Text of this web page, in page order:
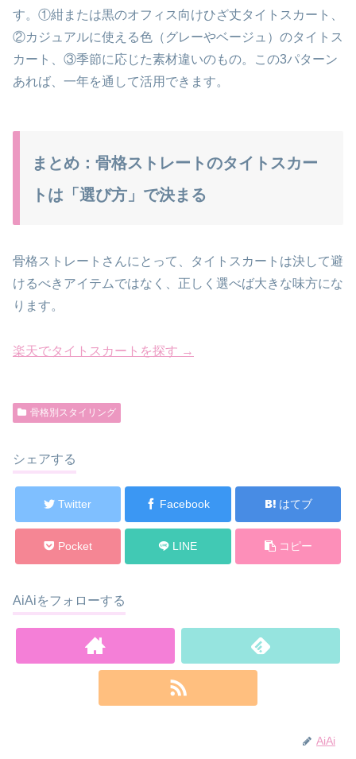
す。①紺または黒のオフィス向けひざ丈タイトスカート、
②カジュアルに使える色（グレーやベージュ）のタイトス
カート、③季節に応じた素材違いのもの。この3パターン
あれば、一年を通して活用できます。
まとめ：骨格ストレートのタイトスカー
トは「選び方」で決まる
骨格ストレートさんにとって、タイトスカートは決して避
けるべきアイテムではなく、正しく選べば大きな味方にな
ります。
楽天でタイトスカートを探す →
骨格別スタイリング
シェアする
Twitter Facebook はてブ
Pocket LINE コピー
AiAiをフォローする
AiAi